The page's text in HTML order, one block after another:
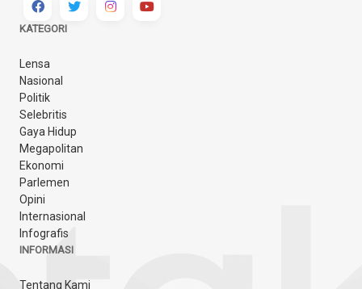
KATEGORI
Lensa
Nasional
Politik
Selebritis
Gaya Hidup
Megapolitan
Ekonomi
Parlemen
Opini
Internasional
Infografis
INFORMASI
Tentang Kami